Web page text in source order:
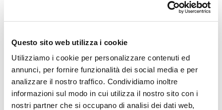
Questo sito web utilizza i cookie
Utilizziamo i cookie per personalizzare contenuti ed
annunci, per fornire funzionalità dei social media e per
analizzare il nostro traffico. Condividiamo inoltre
informazioni sul modo in cui utilizza il nostro sito con i
nostri partner che si occupano di analisi dei dati web,